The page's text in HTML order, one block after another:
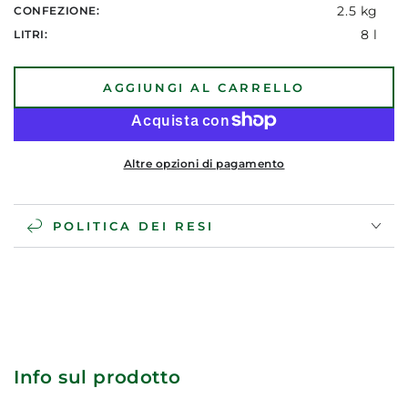
CONFEZIONE: 2.5 kg
LITRI: 8 l
AGGIUNGI AL CARRELLO
Altre opzioni di pagamento
POLITICA DEI RESI
Info sul prodotto